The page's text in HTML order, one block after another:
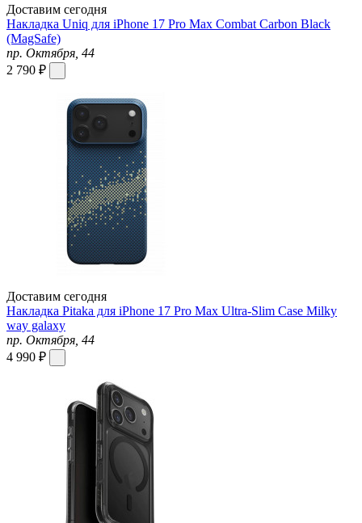
Доставим сегодня
Накладка Uniq для iPhone 17 Pro Max Combat Carbon Black
(MagSafe)
пр. Октября, 44
2 790 ₽
Доставим сегодня
Накладка Pitaka для iPhone 17 Pro Max Ultra-Slim Case Milky
way galaxy
пр. Октября, 44
4 990 ₽